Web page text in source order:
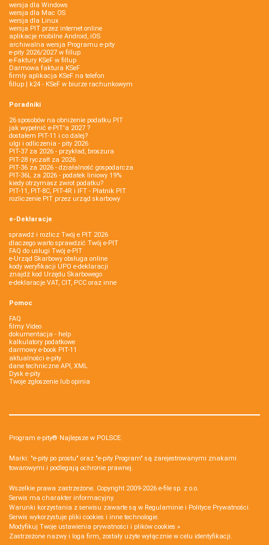
wersja dla Windows
wersja dla Mac OS
wersja dla Linux
wersja PIT przez internet online
aplikacje mobilne Android, iOS
archiwalna wersja Programu e-pity
e-pity 2026/2027 w fillup
e‑Faktury KSeF w fillup
Darmowa faktura KSeF
firmly aplikacja KSeF na telefon
fillup | k24 - KSeF w biurze rachunkowym
Poradniki
26 sposobów na obniżenie podatku PIT
jak wypełnić e-PIT'a 2027 ?
dostałem PIT-11 i co dalej?
ulgi i odliczenia - pity 2026
PIT-37 za 2026 - przykład, broszura
PIT-28 ryczałt za 2026
PIT-36 za 2026 - działalność gospodarcza
PIT-36L za 2026 - podatek liniowy 19%
kiedy otrzymasz zwrot podatku?
PIT-11, PIT-8C, PIT-4R i IFT - Płatnik PIT
rozliczenie PIT przez urząd skarbowy
e-Deklaracje
sprawdź i rozlicz Twój e PIT 2026
dlaczego warto sprawdzić Twój e-PIT
FAQ do usługi Twój e-PIT
e-Urząd Skarbowy obsługa online
kody weryfikacji UPO e-deklaracji
znajdź kod Urzędu Skarbowego
e-deklaracje VAT, CIT, PCC oraz inne
Pomoc
FAQ
filmy Video
dokumentacja - help
kalkulatory podatkowe
darmowy e-book PIT-11
aktualności e-pity
dane techniczne API, XML
Dysk e-pity
Twoje zgłoszenie lub opinia
Program e-pity® Najlepsze w POLSCE.
Marki: "e-pity po prostu" oraz "e-pity Program" są zarejestrowanymi znakami
towarowymi i podlegają ochronie prawnej.
Wszelkie prawa zastrzeżone. Copyright 2009-2026 e-file sp. z o.o.
Serwis ma charakter informacyjny.
Warunki korzystania z serwisu zawarte są w Regulaminie i Polityce Prywatności.
Serwis wykorzystuje pliki cookies i inne technologie.
Modyfikuj Twoje ustawienia prywatności i plików cookies »
Zastrzeżone nazwy i loga firm, zostały użyte wyłącznie w celu identyfikacji.